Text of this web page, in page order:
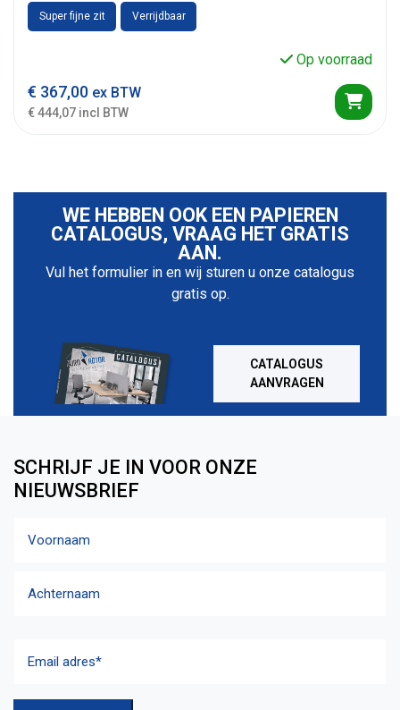
Super fijne zit Verrijdbaar
Op voorraad
€ 367,00 ex BTW
€ 444,07 incl BTW
WE HEBBEN OOK EEN PAPIEREN
CATALOGUS, VRAAG HET GRATIS
AAN.
Vul het formulier in en wij sturen u onze catalogus
gratis op.
CATALOGUS
AANVRAGEN
SCHRIJF JE IN VOOR ONZE
NIEUWSBRIEF
adres(Vereist)